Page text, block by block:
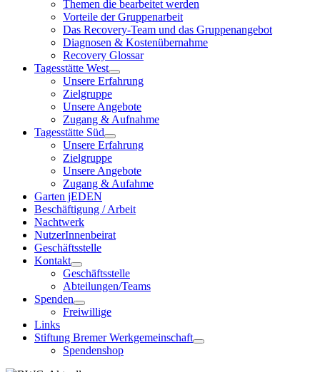
Themen die bearbeitet werden
Vorteile der Gruppenarbeit
Das Recovery-Team und das Gruppenangebot
Diagnosen & Kostenübernahme
Recovery Glossar
Tagesstätte West
Unsere Erfahrung
Zielgruppe
Unsere Angebote
Zugang & Aufnahme
Tagesstätte Süd
Unsere Erfahrung
Zielgruppe
Unsere Angebote
Zugang & Aufahme
Garten jEDEN
Beschäftigung / Arbeit
Nachtwerk
NutzerInnenbeirat
Geschäftsstelle
Kontakt
Geschäftsstelle
Abteilungen/Teams
Spenden
Freiwillige
Links
Stiftung Bremer Werkgemeinschaft
Spendenshop